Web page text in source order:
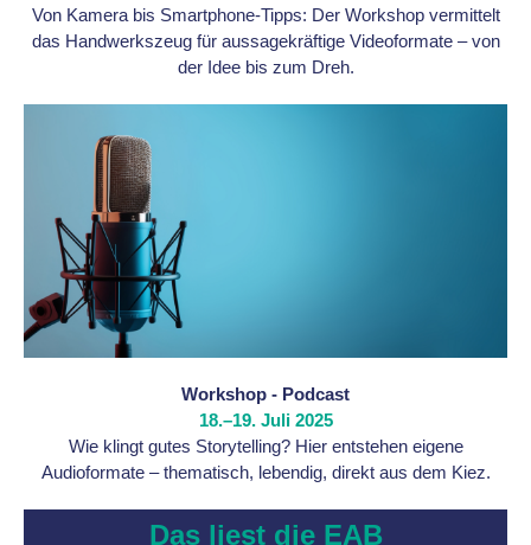
Von Kamera bis Smartphone-Tipps: Der Workshop vermittelt
das Handwerkszeug für aussagekräftige Videoformate – von
der Idee bis zum Dreh.
Workshop - Podcast
18.–19. Juli 2025
Wie klingt gutes Storytelling? Hier entstehen eigene
Audioformate – thematisch, lebendig, direkt aus dem Kiez.
Das liest die EAB